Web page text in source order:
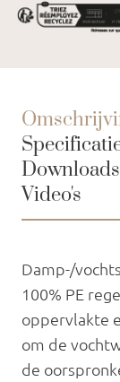
Downloads
Video's
Damp-/
100% PE
oppervlakte
om de
de